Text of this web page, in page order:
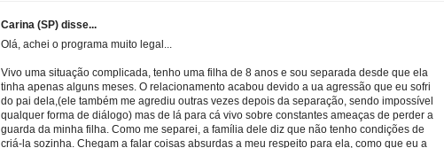
Carina (SP) disse...
Olá, achei o programa muito legal...
Vivo uma situação complicada, tenho uma filha de 8 anos e sou separada desde que ela
tinha apenas alguns meses. O relacionamento acabou devido a ua agressão que eu sofri
do pai dela,(ele também me agrediu outras vezes depois da separação, sendo impossível
qualquer forma de diálogo) mas de lá para cá vivo sobre constantes ameaças de perder a
guarda da minha filha. Como me separei, a família dele diz que não tenho condições de
criá-la sozinha. Chegam a falar coisas absurdas a meu respeito para ela, como que eu a